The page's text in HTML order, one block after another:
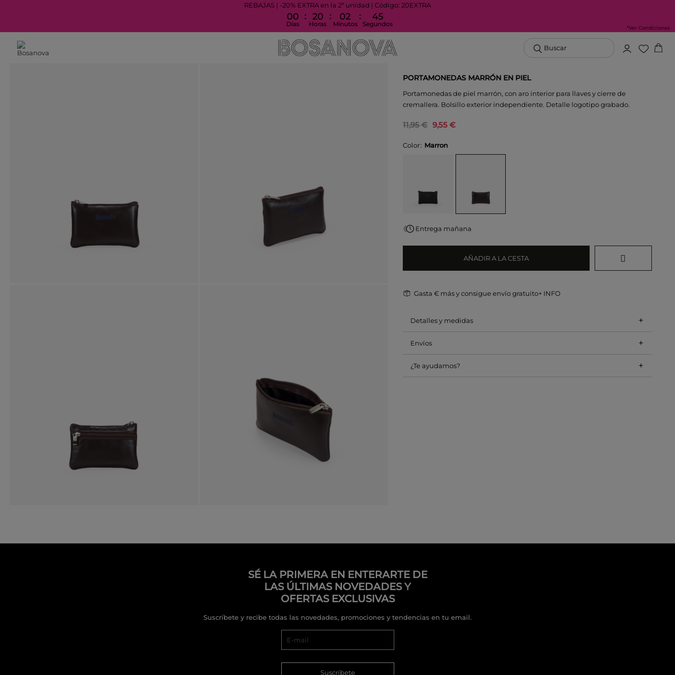
REBAJAS | -20% EXTRA en la 2ª unidad | Código: 20EXTRA
00
Días
: 20
Horas
: 02
Minutos
: 45
Segundos
*Ver Condiciones
Buscar
PORTAMONEDAS MARRÓN EN PIEL
Portamonedas de piel marrón, con aro interior para llaves y cierre de
cremallera. Bolsillo exterior independiente. Detalle logotipo grabado.
9,55 €
11,95 €
Color Marron
Entrega mañana
AÑADIR A LA CESTA
Gasta€ más y consigue envío gratuito+ INFO
Detalles y medidas +
Envíos +
¿Te ayudamos? +
SÉ LA PRIMERA EN ENTERARTE DE
LAS ÚLTIMAS NOVEDADES Y
OFERTAS EXCLUSIVAS
Suscríbete y recibe todas las novedades, promociones y tendencias en tu email.
Suscríbete